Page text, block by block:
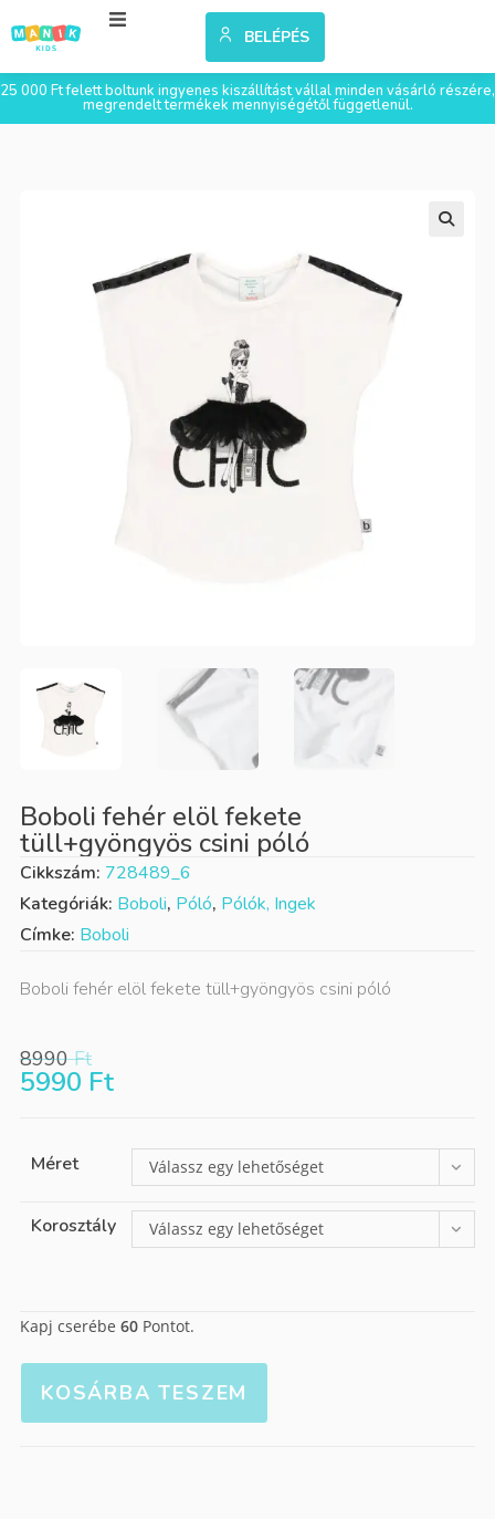
BELÉPÉS
25 000 Ft felett boltunk ingyenes kiszállítást vállal minden vásárló részére,
megrendelt termékek mennyiségétől függetlenül.
Boboli fehér elöl fekete
tüll+gyöngyös csini póló
Cikkszám: 728489_6
Kategóriák: Boboli, Póló, Pólók, Ingek
Címke: Boboli
Boboli fehér elöl fekete tüll+gyöngyös csini póló
8990Ft
5990 Ft
Méret Válassz egy lehetőséget
Korosztály Válassz egy lehetőséget
Kapj cserébe 60Pontot.
KOSÁRBA TESZEM